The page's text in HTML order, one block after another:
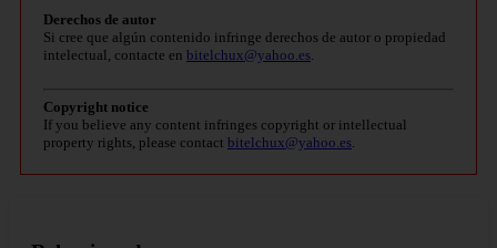
Derechos de autor
Si cree que algún contenido infringe derechos de autor o propiedad
intelectual, contacte en bitelchux@yahoo.es
Copyright notice
If you believe any content infringes copyright or intellectual
property rights, please contact bitelchux@yahoo.es